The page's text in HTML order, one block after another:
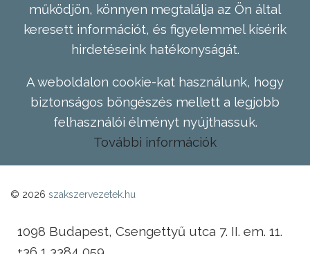
működjön, könnyen megtalálja az Ön által
keresett információt, és figyelemmel kísérik
hirdetéseink hatékonyságát.
A weboldalon cookie-kat használunk, hogy
biztonságos böngészés mellett a legjobb
felhasználói élményt nyújthassuk.
További információk
© 2026 szakszervezetek.hu
1098 Budapest, Csengettyű utca 7. II. em. 11.